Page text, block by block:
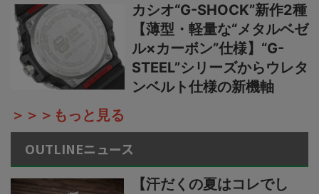
カシオ“G-SHOCK”新作2種
【薄型・軽量な“メタルベゼ
ル×カーボン”仕様】“G-
STEEL”シリーズからウレタ
ンベルト仕様の新機軸
＞＞＞もっと見る
OUTLINEニュース
【汗だくの夏はコレでし